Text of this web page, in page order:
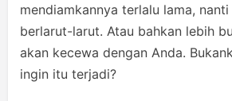
mendiamkannya terlalu lama,
berlarut-larut. Atau bahkan lebih
akan kecewa dengan Anda.
ingin itu terjadi?